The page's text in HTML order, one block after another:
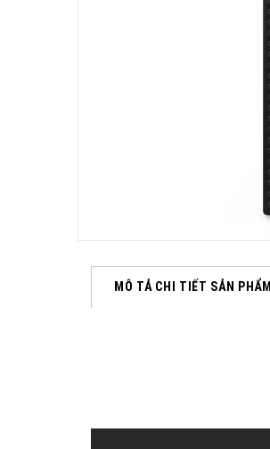
MÔ TẢ CHI TIẾT SẢN PHẨM